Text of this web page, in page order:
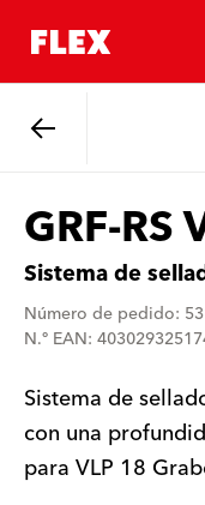
GRF-RS
Sistema de
Número de pedido:
N.º EAN:
Sistema de
con una
para VLP 18